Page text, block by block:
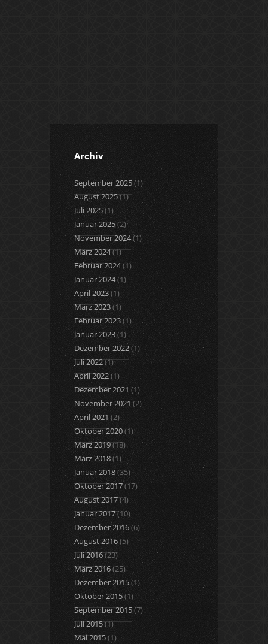
Archiv
September 2025(1)
August 2025(1)
Juli 2025(1)
Januar 2025(2)
November 2024(1)
März 2024(1)
Februar 2024(1)
Januar 2024(1)
April 2023(1)
März 2023(1)
Februar 2023(1)
Januar 2023(1)
Dezember 2022(1)
Juli 2022(1)
April 2022(1)
Dezember 2021 (1)
November 2021 (2)
April 2021(2)
Oktober 2020(1)
März 2019(18)
März 2018(1)
Januar 2018(35)
Oktober 2017(17)
August 2017(4)
Januar 2017(10)
Dezember 2016(6)
August 2016(5)
Juli 2016(23)
März 2016(25)
Dezember 2015(1)
Oktober 2015(1)
September 2015(7)
Juli 2015(1)
Mai 2015(1)